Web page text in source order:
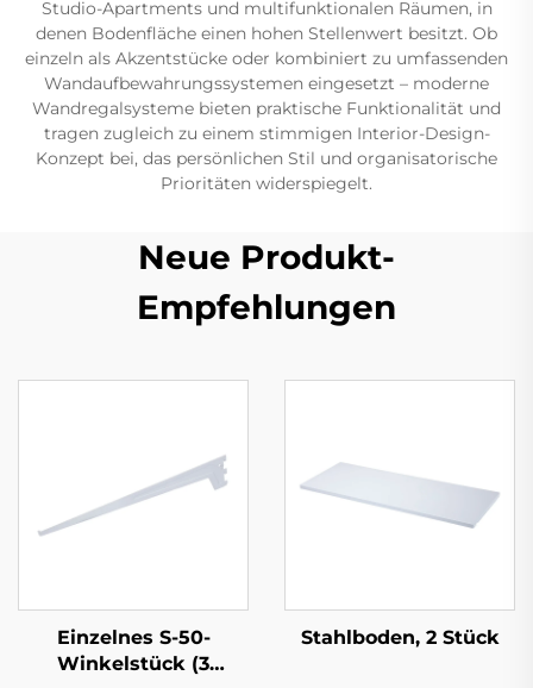
Studio-Apartments und multifunktionalen Räumen, in
denen Bodenfläche einen hohen Stellenwert besitzt. Ob
einzeln als Akzentstücke oder kombiniert zu umfassenden
Wandaufbewahrungssystemen eingesetzt – moderne
Wandregalsysteme bieten praktische Funktionalität und
tragen zugleich zu einem stimmigen Interior-Design-
Konzept bei, das persönlichen Stil und organisatorische
Prioritäten widerspiegelt.
Neue Produkt-
Empfehlungen
Einzelnes S-50-
Winkelstück (3
Stahlboden, 2 Stück